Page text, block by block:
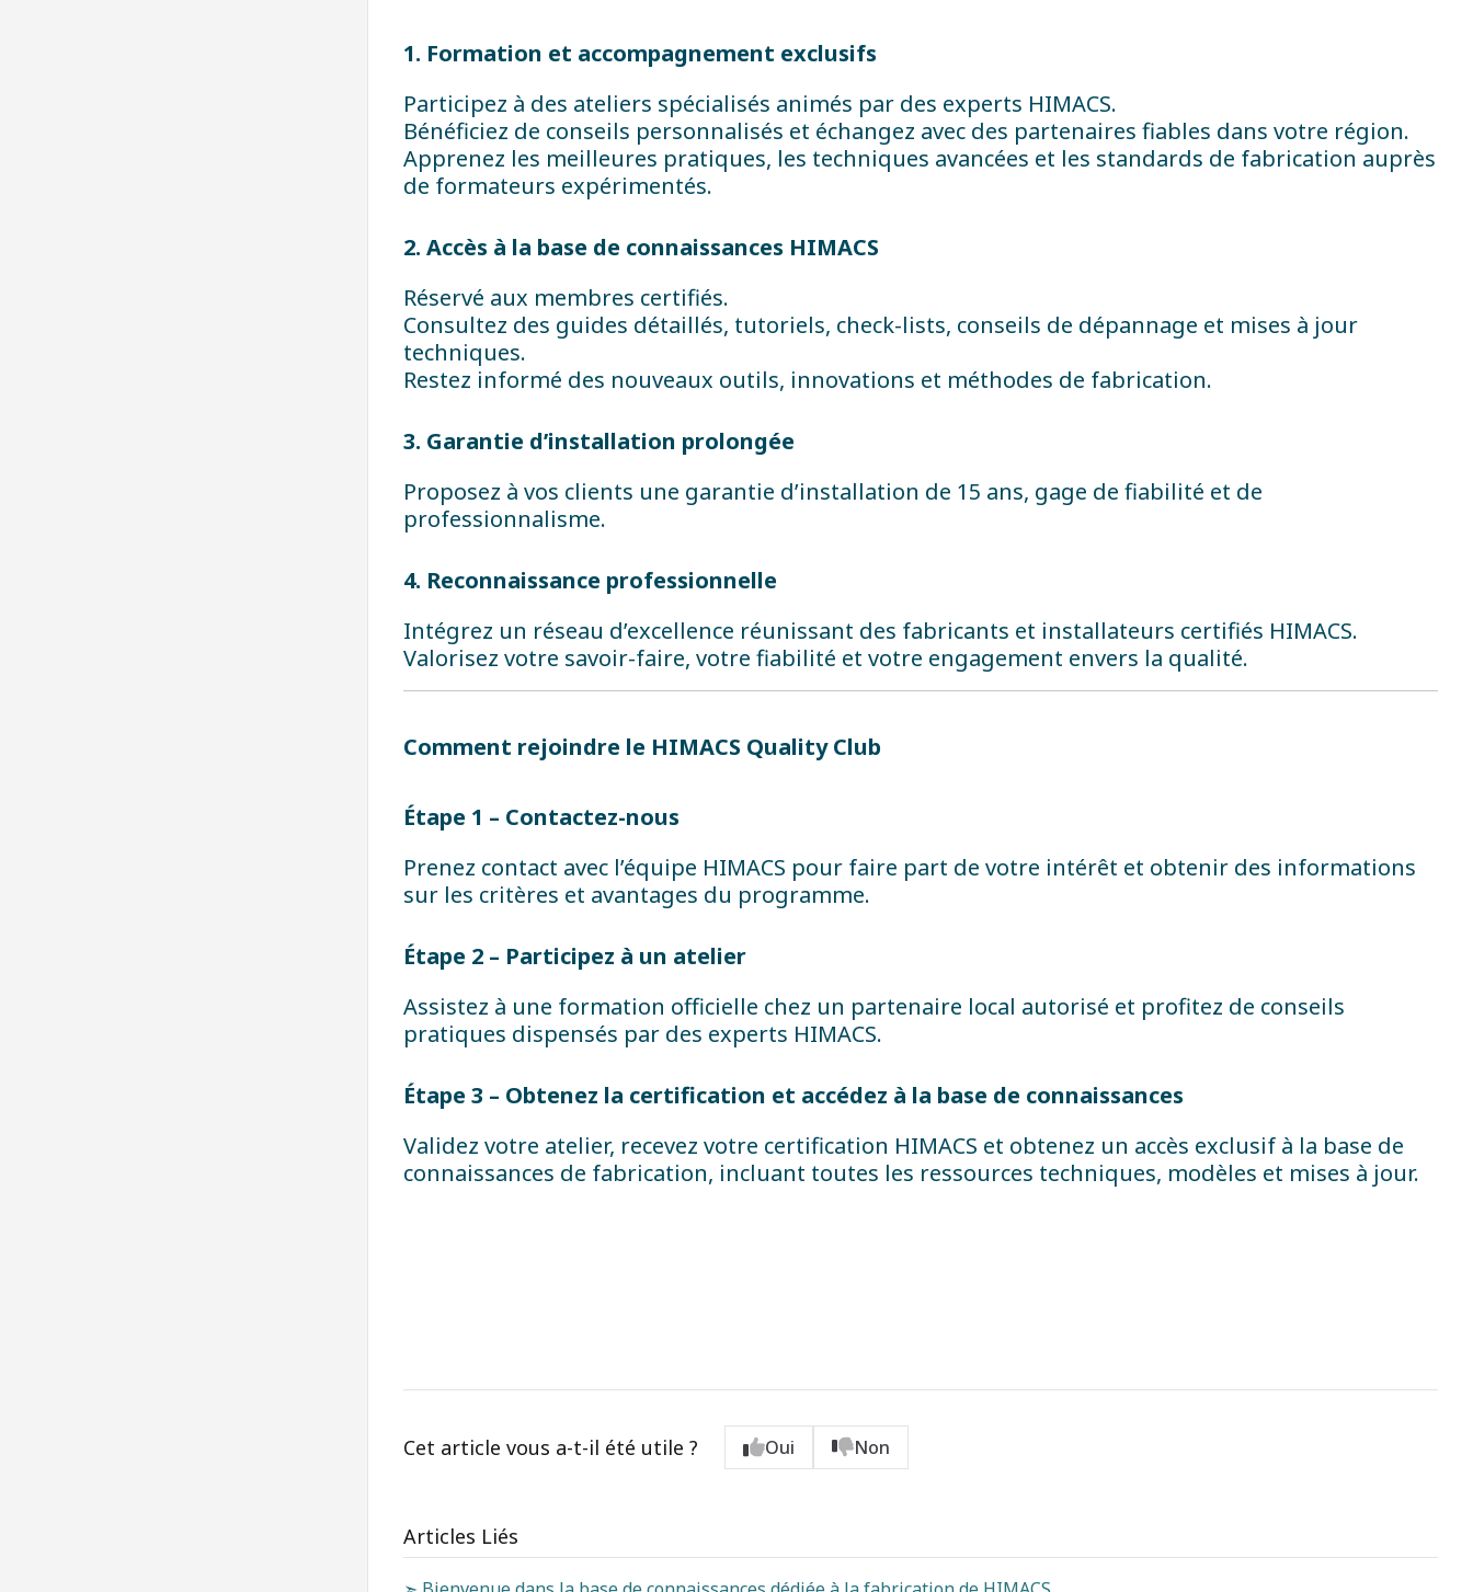
1. Formation et accompagnement exclusifs
Participez à des ateliers spécialisés animés par des experts HIMACS.
Bénéficiez de conseils personnalisés et échangez avec des partenaires fiables dans votre région.
Apprenez les meilleures pratiques, les techniques avancées et les standards de fabrication auprès
de formateurs expérimentés.
2. Accès à la base de connaissances HIMACS
Réservé aux membres certifiés.
Consultez des guides détaillés, tutoriels, check-lists, conseils de dépannage et mises à jour
techniques.
Restez informé des nouveaux outils, innovations et méthodes de fabrication.
3. Garantie d’installation prolongée
Proposez à vos clients une garantie d’installation de 15 ans, gage de fiabilité et de
professionnalisme.
4. Reconnaissance professionnelle
Intégrez un réseau d’excellence réunissant des fabricants et installateurs certifiés HIMACS.
Valorisez votre savoir-faire, votre fiabilité et votre engagement envers la qualité.
Comment rejoindre le HIMACS Quality Club
Étape 1 – Contactez-nous
Prenez contact avec l’équipe HIMACS pour faire part de votre intérêt et obtenir des informations
sur les critères et avantages du programme.
Étape 2 – Participez à un atelier
Assistez à une formation officielle chez un partenaire local autorisé et profitez de conseils
pratiques dispensés par des experts HIMACS.
Étape 3 – Obtenez la certification et accédez à la base de connaissances
Validez votre atelier, recevez votre certification HIMACS et obtenez un accès exclusif à la base de
connaissances de fabrication, incluant toutes les ressources techniques, modèles et mises à jour.
Cet article vous a-t-il été utile ? Oui Non
Articles Liés